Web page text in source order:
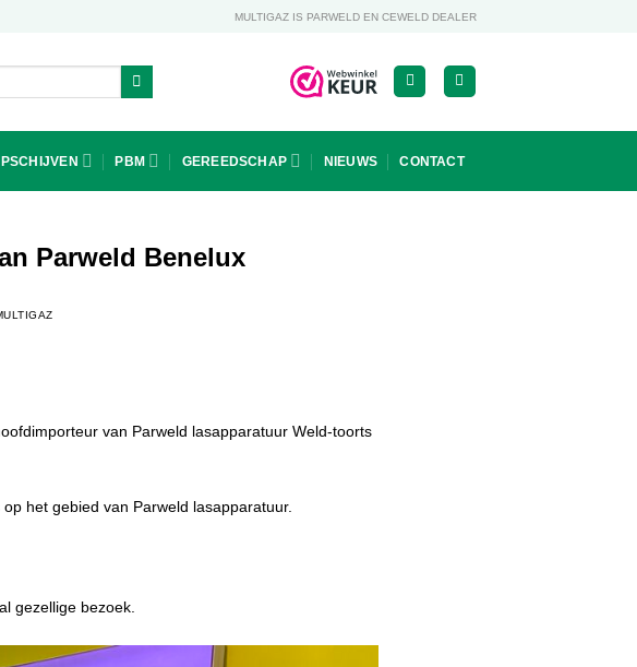
MULTIGAZ IS PARWELD EN CEWELD DEALER
PBM GEREEDSCHAP NIEUWS CONTACT
Parweld Benelux
van Parweld lasapparatuur Weld-toorts
het gebied van Parweld lasapparatuur.
gezellige bezoek.